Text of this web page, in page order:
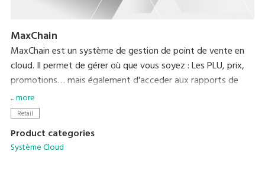
MaxChain
MaxChain est un système de gestion de point de vente en
cloud. Il permet de gérer où que vous soyez : Les PLU, prix,
promotions… mais également d'acceder aux rapports de
vente et aux historiques. Il permet une gestion centralisée
des terminaux avec l'application MaxPOS.
... more
Retail
Product categories
Système Cloud